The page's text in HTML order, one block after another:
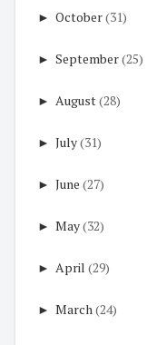
► October(31)
► September(25)
► August(28)
► July(31)
► June (27)
► May(32)
► April (29)
► March(24)